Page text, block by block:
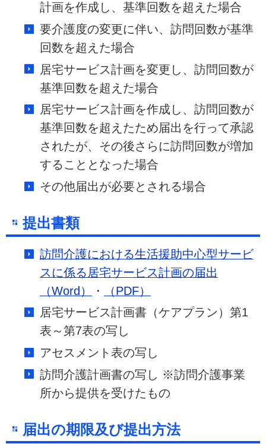
計画を作成し、基準回数を超えた場合
要介護度の変更に伴い、訪問回数が基準
回数を超えた場合
居宅サービス計画を変更し、訪問回数が
基準回数を超えた場合
居宅サービス計画を作成し、訪問回数が
基準回数を超えたため届出を行って承認
されたが、その後さらに訪問回数が増加
することとなった場合
その他届出が必要とされる場合
提出書類
訪問介護における生活援助中心型サービ
スに係る居宅サービス計画の届出
（Word）
・
（PDF）
居宅サービス計画書（ケアプラン）第1
表～第7表の写し
アセスメント表の写し
訪問介護計画書の写し ※訪問介護事業
所から提供を受けたもの
届出の期限及び提出方法